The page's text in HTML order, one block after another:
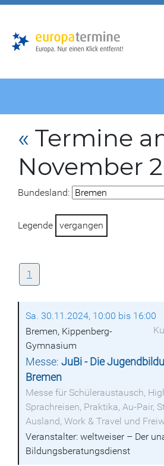
« Termine
November
Bundesland:
Legende vergangen
1
Sa. 30.11.2024, 10:00 bis 16:00
Bremen, Kippenberg-
Gymnasium
Messe:JuBi - Die
Bremen
Messe für Schüleraustausch,
Sprachreisen, Praktika, Au-Pair,
Ausland, Work & Travel und
Veranstalter: weltweiser – Der
Bildungsberatungsdienst